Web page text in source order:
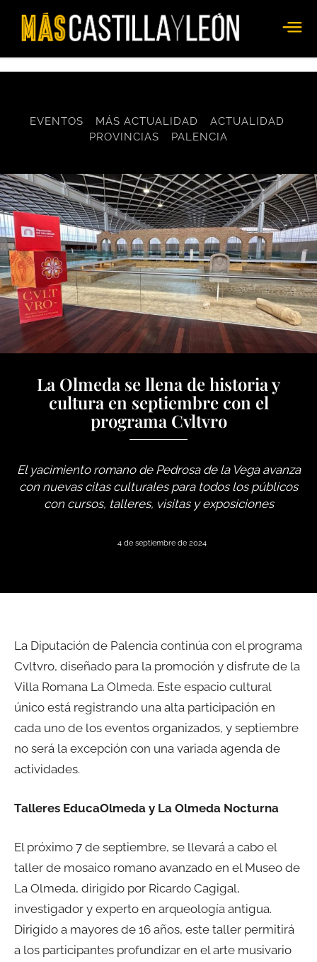
EVENTOS MÁS ACTUALIDAD
ACTUALIDAD
PROVINCIAS
PALENCIA
La Olmeda se llena de historia y
cultura en septiembre con el
programa Cvltvro
El yacimiento romano de Pedrosa de la Vega avanza
con nuevas citas culturales para todos los públicos
con cursos, talleres, visitas y exposiciones
4 de septiembre de 2024
La Diputación de Palencia continúa con el programa
Cvltvro, diseñado para la promoción y disfrute de la
Villa Romana La Olmeda. Este espacio cultural
único está registrando una alta participación en
cada uno de los eventos organizados, y septiembre
no será la excepción con una variada agenda de
actividades.
Talleres EducaOlmeda y La Olmeda Nocturna
El próximo 7 de septiembre, se llevará a cabo el
taller de mosaico romano avanzado en el Museo de
La Olmeda, dirigido por Ricardo Cagigal,
investigador y experto en arqueología antigua.
Dirigido a mayores de 16 años, este taller permitirá
a los participantes profundizar en el arte musivario